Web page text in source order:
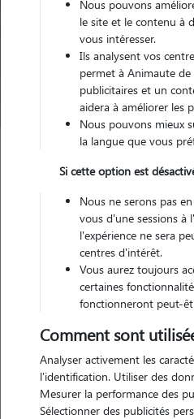
Pour
Trouver
Nos promeneurs
à
Nous pouvons
le site et le contenu à
vous intéresser.
Ils analysent vos
permet à Animaute
publicitaires et un
aidera à améliorer les
Nous pouvons mieux
la langue que vous
Si cette option est
Nous ne serons pas
vous d'une sessions à
l'expérience ne sera
centres d'intérêt.
Vous aurez toujours
certaines
fonctionneront peut-
Comment sont
Analyser activement les
l'identification. Utiliser des
Mesurer la performance des
Sélectionner des publicités